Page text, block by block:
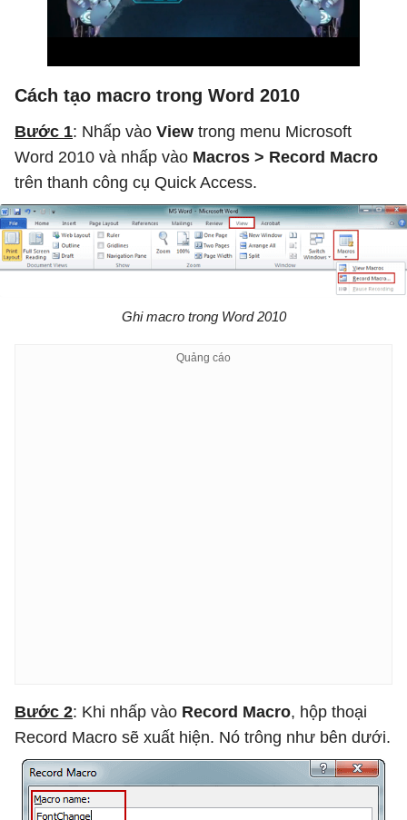
Cách tạo macro trong Word 2010
Bước 1: Nhấp vào View trong menu Microsoft
Word 2010 và nhấp vào Macros > Record Macro
trên thanh công cụ Quick Access.
Ghi macro trong Word 2010
Bước 2: Khi nhấp vào Record Macro, hộp thoại
Record Macro sẽ xuất hiện. Nó trông như bên dưới.